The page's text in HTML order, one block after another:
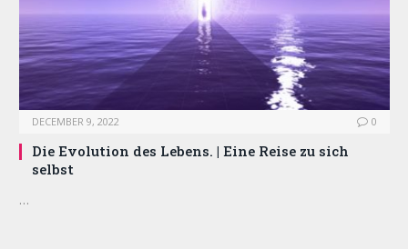
DECEMBER 9, 2022 0
Die Evolution des Lebens. | Eine Reise zu sich
selbst
…